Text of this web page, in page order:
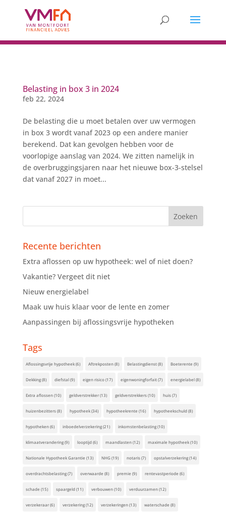
Belasting in box 3 in 2024
feb 22, 2024
De belasting die u moet betalen over uw vermogen
in box 3 wordt vanaf 2023 op een andere manier
berekend. Dat kan gevolgen hebben voor de
voorlopige aanslag van 2024. We zitten namelijk in
de overbruggingsjaren naar het nieuwe box-3-stelsel
dat vanaf 2027 in moet...
Recente berichten
Extra aflossen op uw hypotheek: wel of niet doen?
Vakantie? Vergeet dit niet
Nieuw energielabel
Maak uw huis klaar voor de lente en zomer
Aanpassingen bij aflossingsvrije hypotheken
Tags
Aflossingsvrije hypotheek(6) Aftrekposten(8) Belastingdienst(8) Boeterente (9)
Dekking(8) diefstal(9) eigen risico(17) eigenwoningforfait(7) energielabel(8)
Extra aflossen(10) geldverstrekker(13) geldverstrekkers(10) huis(7)
huizenbezitters(8) hypotheek(34) hypotheekrente (16) hypotheekschuld(8)
hypotheken(6) inboedelverzekering(21) inkomstenbelasting(10)
klimaatverandering(9) looptijd(6) maandlasten(12) maximale hypotheek(10)
Nationale Hypotheek Garantie (13) NHG(19) notaris(7) opstalverzekering(14)
overdrachtsbelasting(7) overwaarde (8) premie (9) rentevastperiode (6)
schade (15) spaargeld(11) verbouwen(10) verduurzamen(12)
verzekeraar(6) verzekering(12) verzekeringen(13) waterschade (8)